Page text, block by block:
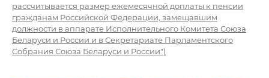
рассчитывается размер ежемесячной доплаты к пенсии
гражданам Российской Федерации, замещавшим
должности в аппарате Исполнительного Комитета Союза
Беларуси и России и в Секретариате Парламентского
Собрания Союза Беларуси и России")